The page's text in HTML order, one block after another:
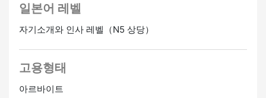
[시간과 휴식]
· 주 3일부터 일할 수 있습니다.(더 일할 수 있습니다)
・익숙해지면 야간 근무를 해주세요.
[급여 (돈)]
[기숙사 (거주할 방) 에 대해]
도세는 별도입니다)
・기숙사에 입실하는 경우, 처음 “3개월”의 임대료 및 초기
비용은 [무료 (0엔)]
・기숙사에 입실하지 않는 분께는 축하금 [100,000엔] 을
드립니다.
일본어 레벨
자기소개와 인사 레벨（N5 상당）
고용형태
아르바이트